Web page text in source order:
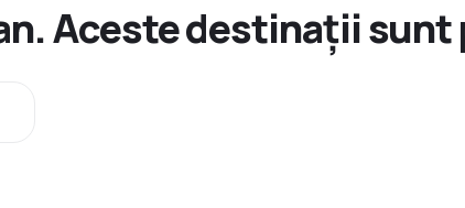
Aceste destinații sunt